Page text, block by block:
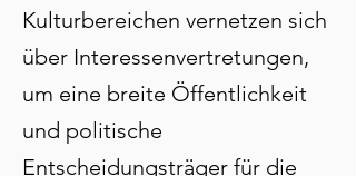
Kulturbereichen vernetzen sich
über Interessenvertretungen,
um eine breite Öffentlichkeit
und politische
Entscheidungsträger für die